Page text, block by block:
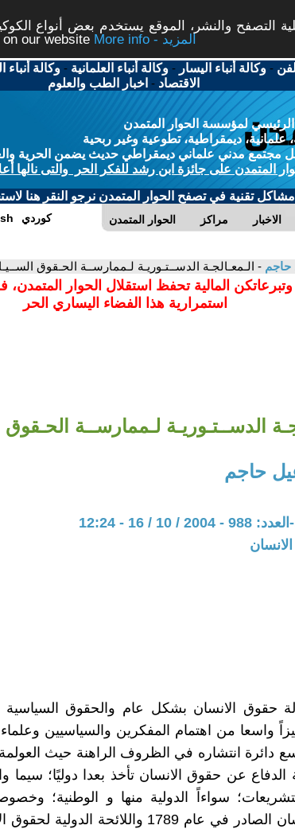
التصفح والنشر، الموقع يستخدم بعض أنواع
our website
More info - المزيد
-وكالة أنباء اليسار -وكالة أنباء العلمانية -وكالة أنباء
الاقتصاد - اخبار الطب والعلوم
الرئيسي لمؤسسة الحوار المتمدن
علمانية، ديمقراطية، تطوعية وغير ربحية
مجتمع مدني علماني ديمقراطي حديث يضمن الحرية
المتمدن على جائزة ابن رشد للفكر الحر والتى نالها
مشاكل تقنية في تصفح الحوار المتمدن نرجو النقر هنا
الحوار المتمدن مراكز الاخبار كوردي
حاجم - الـمعـالجـة الدســتـوريـة لـممارســة الحـقوق
وتبرعاتكن المالية تحفظ استقلال الحوار
استمرارية هذا الفضاء اليساري الحر
الدســتـوريـة لـممارســة الحـقوق
حاجم
10 / 16 - 12:24
حقوق الانسان بشكل عام والحقوق
واسعا من اهتمام المفكرين والسياسيين وعلماء
دائرة انتشاره في الظروف الراهنة حيث العولمة
عن حقوق الانسان تأخذ بعدا دوليًا؛ سيما
سواءاً الدولية منها و الوطنية؛